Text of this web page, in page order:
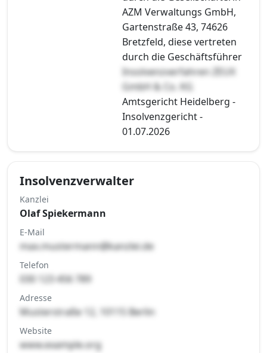
AZM Verwaltungs GmbH,
Gartenstraße 43, 74626
Bretzfeld, diese vertreten
durch die Geschäftsführer
Insolvenzverfahren ZEUX
GmbH & Co. KG
Amtsgericht Heidelberg -
Insolvenzgericht -
01.07.2026
Insolvenzverwalter
Kanzlei
Olaf Spiekermann
E-Mail
max.mustermann@kanzlei.de
Telefon
030 123 456 789
Adresse
Musterstraße 12, 10115 Berlin
Website
www.example.org